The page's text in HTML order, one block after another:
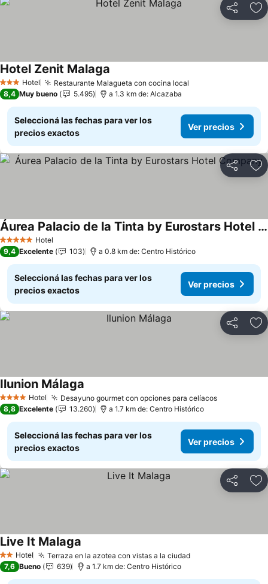
Compartir
3 Estrellas
Hotel Restaurante Malagueta con cocina local
Hotel Zenit Malaga
8,4 Muy bueno 5.495 a 1.3 km de: Alcazaba
Seleccioná las fechas para ver los
precios exactos
Ver precios
Compartir
5 Estrellas Hotel
Áurea Palacio de la Tinta by Eurostars Hotel Company
Ver precios
9,4 Excelente 103 a 0.8 km de: Centro Histórico
Seleccioná las fechas para ver los
precios exactos
Ver precios
Compartir
4 EstrellasHotel Desayuno gourmet con opciones para celíacosVer precios
Ilunion Málaga
8,8 Excelente 13.260 a 1.7 km de: Centro Histórico
Seleccioná las fechas para ver los
precios exactos
Ver precios
Compartir
2 Estrellas
Hotel Terraza en la azotea con vistas a la ciudadVer precios
Live It Malaga
7,6 Bueno 639 a 1.7 km de: Centro Histórico